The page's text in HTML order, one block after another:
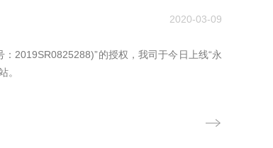
2020-03-09
2019SR0825288)”的授权，我司于今日上线“永
。